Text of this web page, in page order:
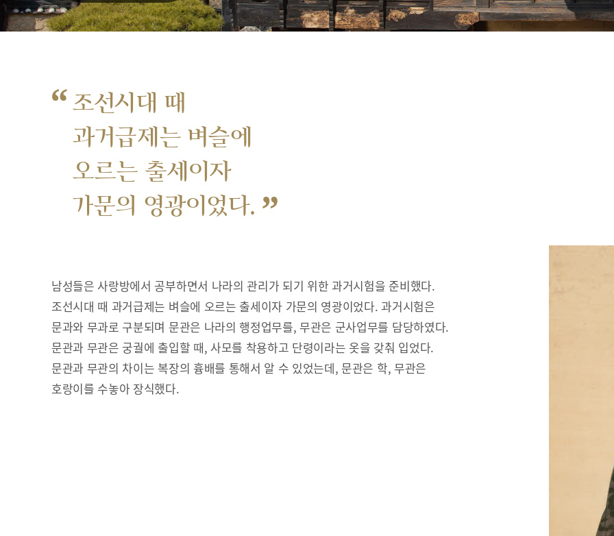
“조선시대 때
과거급제는 벼슬에
오르는 출세이자
가문의 영광이었다. ”
남성들은 사랑방에서 공부하면서 나라의 관리가 되기 위한 과거시험을 준비했다.
조선시대 때 과거급제는 벼슬에 오르는 출세이자 가문의 영광이었다. 과거시험은
문과와 무과로 구분되며 문관은 나라의 행정업무를, 무관은 군사업무를 담당하였다.
문관과 무관은 궁궐에 출입할 때, 사모를 착용하고 단령이라는 옷을 갖춰 입었다.
문관과 무관의 차이는 복장의 흉배를 통해서 알 수 있었는데, 문관은 학, 무관은
호랑이를 수놓아 장식했다.